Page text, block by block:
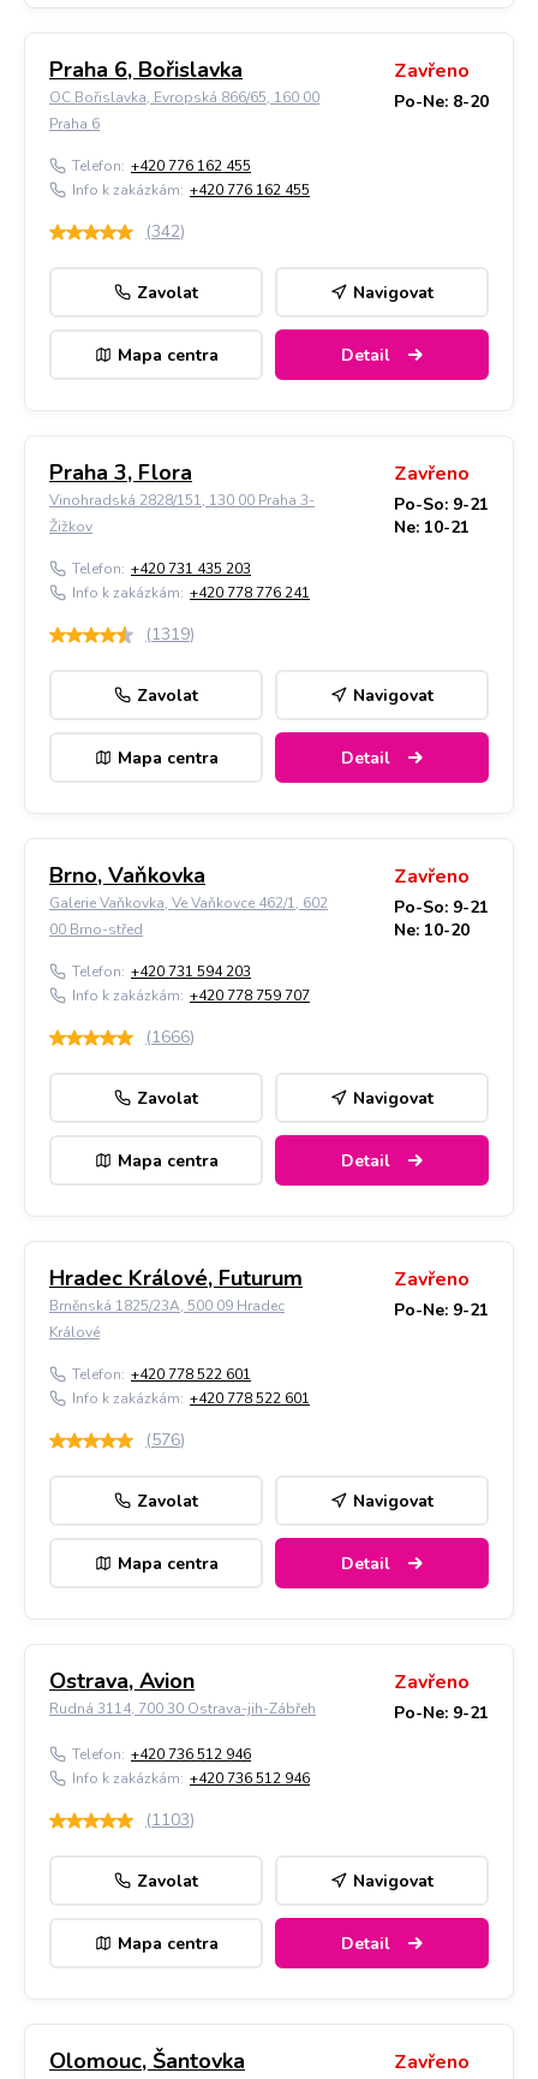
Praha 6, Bořislavka
OC Bořislavka, Evropská 866/65, 160 00
Praha 6
Zavřeno
Po-Ne: 8-20
Telefon: +420 776 162 455
Info k zakázkám: +420 776 162 455
(342)
Zavolat Navigovat
Mapa centra Detail
Praha 3, Flora
Vinohradská 2828/151, 130 00 Praha 3-
Žižkov
Zavřeno
Po-So: 9-21
Ne: 10-21
Telefon: +420 731 435 203
Info k zakázkám: +420 778 776 241
(1319)
Zavolat Navigovat
Mapa centra Detail
Brno, Vaňkovka
Galerie Vaňkovka, Ve Vaňkovce 462/1, 602
00 Brno-střed
Zavřeno
Po-So: 9-21
Ne: 10-20
Telefon: +420 731 594 203
Info k zakázkám: +420 778 759 707
(1666)
Zavolat Navigovat
Mapa centra Detail
Hradec Králové, Futurum
Brněnská 1825/23A, 500 09 Hradec
Králové
Zavřeno
Po-Ne: 9-21
Telefon: +420 778 522 601
Info k zakázkám: +420 778 522 601
(576)
Zavolat Navigovat
Mapa centra Detail
Ostrava, Avion
Rudná 3114, 700 30 Ostrava-jih-Zábřeh
Zavřeno
Po-Ne: 9-21
Telefon: +420 736 512 946
Info k zakázkám: +420 736 512 946
(1103)
Zavolat Navigovat
Mapa centra Detail
Olomouc, Šantovka Zavřeno